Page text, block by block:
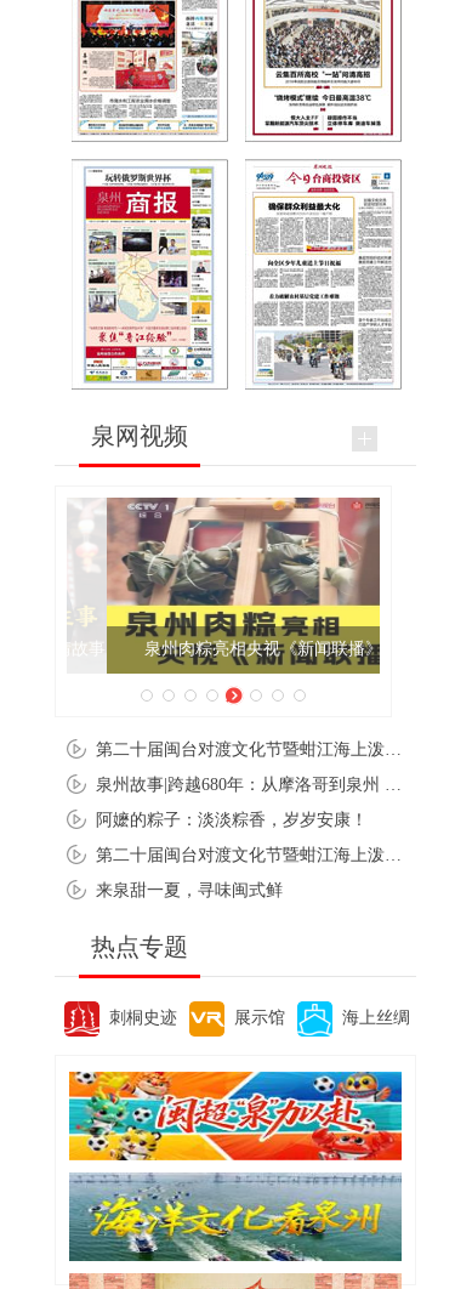
泉网视频
泉州肉粽亮相央视《新闻联播》
阿嬷的粽子：淡淡粽香，岁岁安康！
来泉甜一夏，寻味闽式鲜
热点专题
刺桐史迹 展示馆 海上丝绸